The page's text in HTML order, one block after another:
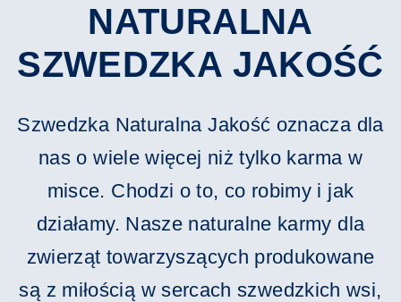
NATURALNA
SZWEDZKA JAKOŚĆ
Szwedzka Naturalna Jakość oznacza dla
nas o wiele więcej niż tylko karma w
misce. Chodzi o to, co robimy i jak
działamy. Nasze naturalne karmy dla
zwierząt towarzyszących produkowane
są z miłością w sercach szwedzkich wsi,